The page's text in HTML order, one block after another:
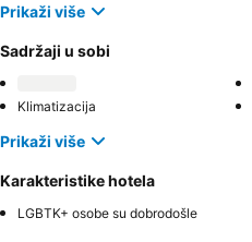
Prikaži više
Sadržaji u sobi
Klimatizacija
Prikaži više
Karakteristike hotela
LGBTK+ osobe su dobrodošle